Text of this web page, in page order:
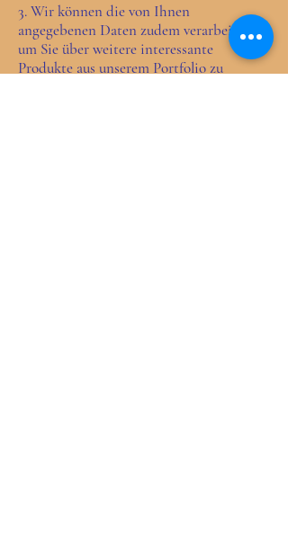
3. Wir können die von Ihnen
angegebenen Daten zudem verarbeiten,
um Sie über weitere interessante
Produkte aus unserem Portfolio zu